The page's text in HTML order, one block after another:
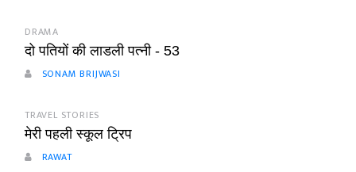
DRAMA
दो पतियों की लाडली पत्नी - 53
SONAM BRIJWASI
TRAVEL STORIES
मेरी पहली स्कूल ट्रिप
RAWAT